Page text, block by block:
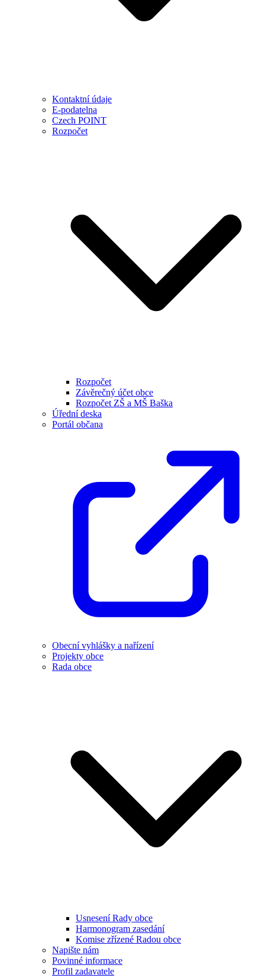
Kontaktní údaje
E-podatelna
Czech POINT
Rozpočet
Rozpočet
Závěrečný účet obce
Rozpočet ZŠ a MŠ Baška
Úřední deska
Portál občana
Obecní vyhlášky a nařízení
Projekty obce
Rada obce
Usnesení Rady obce
Harmonogram zasedání
Komise zřízené Radou obce
Napište nám
Povinné informace
Profil zadavatele